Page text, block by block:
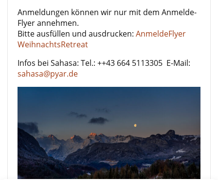
Anmeldungen können wir nur mit dem Anmelde-
Flyer annehmen.
Bitte ausfüllen und ausdrucken: AnmeldeFlyer
WeihnachtsRetreat
Infos bei Sahasa: Tel.: ++43 664 5113305 E-Mail:
sahasa@pyar.de